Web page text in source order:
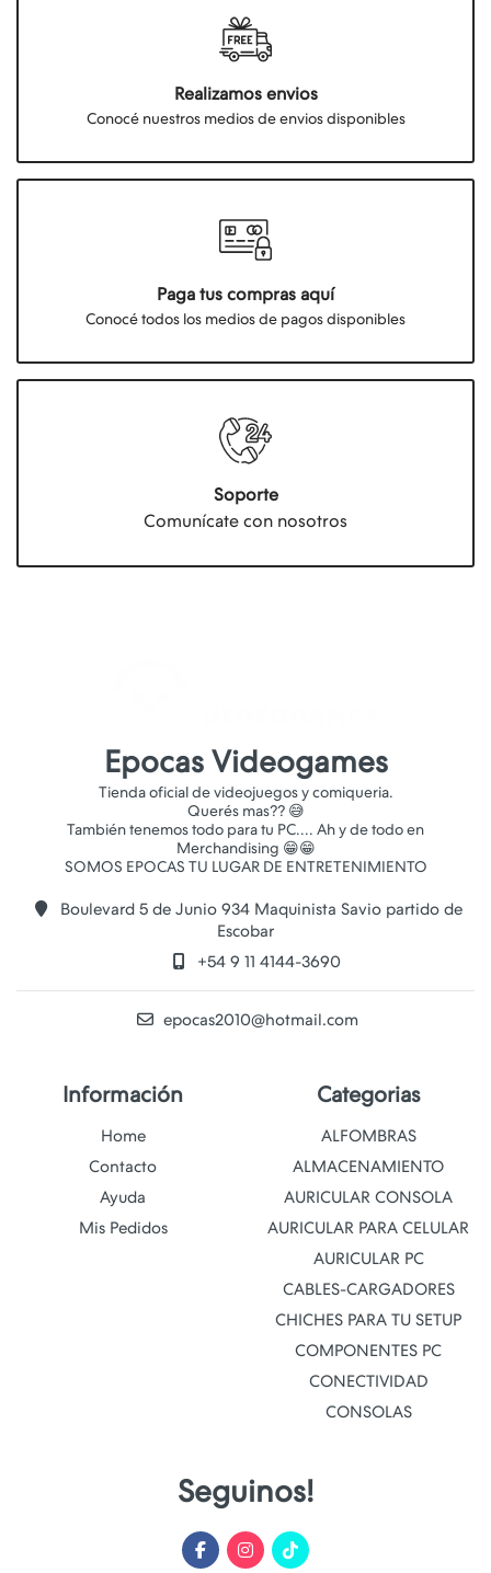
Realizamos envios
Conocé nuestros medios de envios disponibles
Paga tus compras aquí
Conocé todos los medios de pagos disponibles
Soporte
Comunícate con nosotros
Epocas Videogames
Tienda oficial de videojuegos y comiqueria.
Querés mas?? 😅
También tenemos todo para tu PC.... Ah y de todo en
Merchandising 😁😁
Boulevard 5 de Junio 934 Maquinista Savio partido de
Escobar
+54 9 11 4144-3690
epocas2010@hotmail.com
Información
Home
Contacto
Ayuda
Mis Pedidos
Categorias
ALFOMBRAS
ALMACENAMIENTO
AURICULAR CONSOLA
AURICULAR PARA CELULAR
AURICULAR PC
CABLES-CARGADORES
CHICHES PARA TU SETUP
COMPONENTES PC
CONECTIVIDAD
CONSOLAS
Seguinos!